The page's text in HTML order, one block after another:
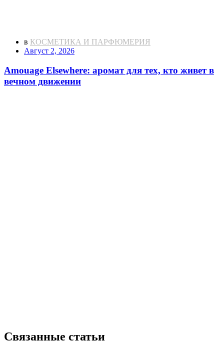
в КОСМЕТИКА И ПАРФЮМЕРИЯ
Август 2, 2026
Amouage Elsewhere: аромат для тех, кто живет в
вечном движении
Связанные статьи